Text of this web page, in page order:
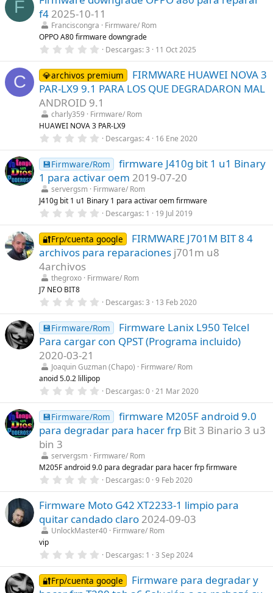
se
s
t
r
e
l
a
(
s
)
F
f4 2025-10-11
Franciscongra
Firmware/ Rom
OPPO A80 firmware downgrade
0
0
0
e
s
t
r
e
l
a
(
s
)
Descargas 3 11 Oct 2025
C 💎archivos premium
FIRMWARE HUAWEI NOVA 3
PAR-LX9 9.1 PARA LOS QUE DEGRADARON MAL
ANDROID 9.1
charly359
Firmware/ Rom
HUAWEI NOVA 3 PAR-LX9
0
0
0
e
s
t
r
e
l
a
(
s
)
Descargas 4 16 Ene 2020
💾Firmware/Rom
firmware J410g bit 1 u1 Binary
1 para activar oem 2019-07-20
servergsm Firmware/ Rom
J410g bit 1 u1 Binary 1 para activar oem firmware
0
0
0
e
s
e
a
(
s
)
Descargas 1 19 Jul 2019
🔐Frp/cuenta google
FIRMWARE J701M BIT 8 4
archivos para reparaciones j701m u8
4archivos
thegroxo Firmware/ Rom
J7 NEO BIT8
0
0
0
e
s
e
l
a
(
s
)
Descargas 3 13 Feb 2020
💾Firmware/Rom
Firmware Lanix L950 Telcel
Para cargar con QPST (Programa incluido)
2020-03-21
Joaquin Guzman (Chapo)
Firmware/ Rom
anoid 5.0.2 lillipop
0
0
0
e
s
e
l
a
(
s
)
Descargas 0 21 Mar 2020
💾Firmware/Rom
firmware M205F android 9.0
para degradar para hacer frp Bit 3 Binario 3 u3
bin 3
servergsm Firmware/ Rom
M205F android 9.0 para degradar para hacer frp firmware
0
0
0
e
s
t
l
a
(
s
Descargas 0 9 Feb 2020
Firmware Moto G42 XT2233-1 limpio para
quitar candado claro 2024-09-03
UnlockMaster40 Firmware/ Rom
vip
0
0
0
e
Descargas 1 3 Sep 2024
🔐Frp/cuenta google
Firmware para degradar y